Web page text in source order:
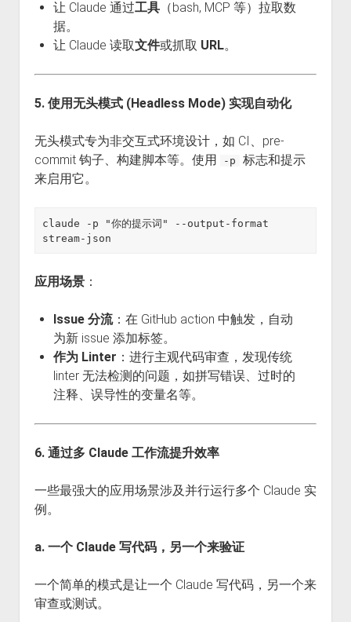
让 Claude 通过工具（bash, MCP 等）拉取数
据。
让 Claude 读取文件或抓取 URL。
5. 使用无头模式 (Headless Mode) 实现自动化
无头模式专为非交互式环境设计，如 CI、pre-
commit 钩子、构建脚本等。使用
-p
标志和提示
来启用它。
claude -p "你的提示词" --output-format
应用场景：
Issue 分流：在 GitHub action 中触发，自动
为新 issue 添加标签。
作为 Linter ：进行主观代码审查，发现传统
linter 无法检测的问题，如拼写错误、过时的
注释、误导性的变量名等。
6. 通过多 Claude 工作流提升效率
一些最强大的应用场景涉及并行运行多个 Claude 实
例。
a. 一个 Claude 写代码，另一个来验证
一个简单的模式是让一个 Claude 写代码，另一个来
审查或测试。